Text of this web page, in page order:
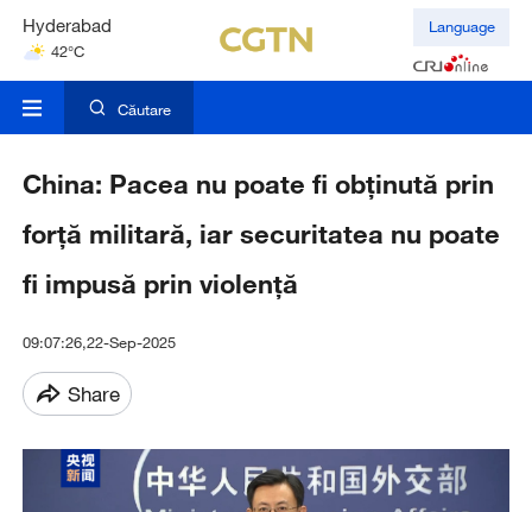
Hyderabad
42°C
Mumbai
Language
Căutare
China: Pacea nu poate fi obținută prin
forță militară, iar securitatea nu poate
fi impusă prin violență
09:07:26,22-Sep-2025
Share